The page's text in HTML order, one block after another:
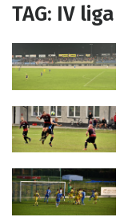
TAG: IV liga